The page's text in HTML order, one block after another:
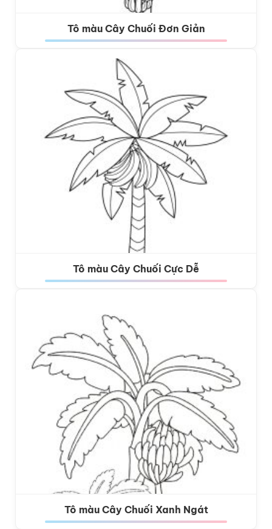
Tô màu Cây Chuối Đơn Giản
Tô màu Cây Chuối Cực Dễ
Tô màu Cây Chuối Xanh Ngát